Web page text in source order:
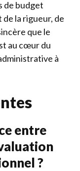
de budget
la rigueur, de
que le
au cœur du
à
entre
?